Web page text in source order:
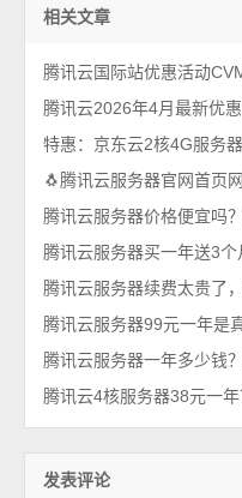
相关文章
腾讯云服务器99元一年是
发表评论